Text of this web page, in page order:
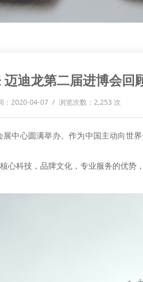
迈迪龙第二届进博会回
：2020-04-07 / 浏览次数：2,253 次
中心圆满举办。作为中国主动向世
心科技，品牌文化，专业服务的优势